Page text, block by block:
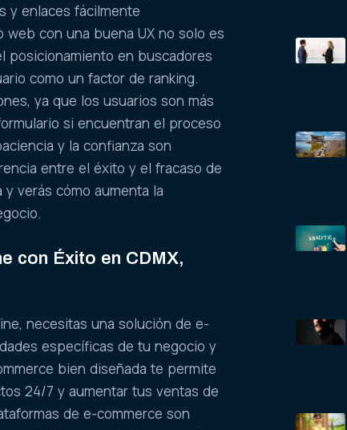
y enlaces fácilmente
con una buena UX no solo es
posicionamiento en buscadores
como un factor de ranking.
ya que los usuarios son más
si encuentran el proceso
y la confianza son
entre el éxito y el fracaso de
verás cómo aumenta la
con Éxito en CDMX,
necesitas una solución de e-
específicas de tu negocio y
bien diseñada te permite
24/7 y aumentar tus ventas de
de e-commerce son